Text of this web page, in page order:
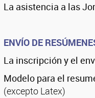
La asistencia a las
ENVÍO DE
La inscripción y el
Modelo para el
(excepto Latex)